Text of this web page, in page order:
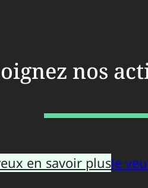
nos
en savoir plusJe